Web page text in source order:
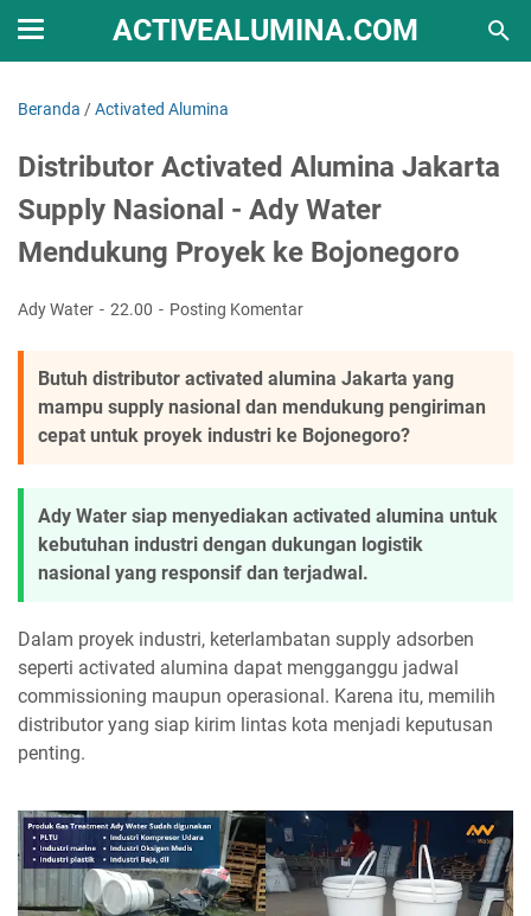
ACTIVEALUMINA.COM
Beranda /Activated Alumina
Distributor Activated Alumina Jakarta
Supply Nasional - Ady Water
Mendukung Proyek ke Bojonegoro
Ady Water 22.00 Posting Komentar
Butuh distributor activated alumina Jakarta yang
mampu supply nasional dan mendukung pengiriman
cepat untuk proyek industri ke Bojonegoro?
Ady Water siap menyediakan activated alumina untuk
kebutuhan industri dengan dukungan logistik
nasional yang responsif dan terjadwal.
Dalam proyek industri, keterlambatan supply adsorben
seperti activated alumina dapat mengganggu jadwal
commissioning maupun operasional. Karena itu, memilih
distributor yang siap kirim lintas kota menjadi keputusan
penting.